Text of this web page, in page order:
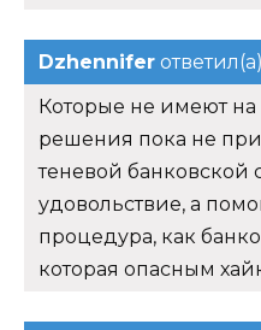
Dzhennifer ответил(а)
Которые не имеют
решения пока не
теневой банковской
удовольствие, а
процедура, как
которая опасным